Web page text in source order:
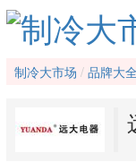
制冷大市场 品牌大